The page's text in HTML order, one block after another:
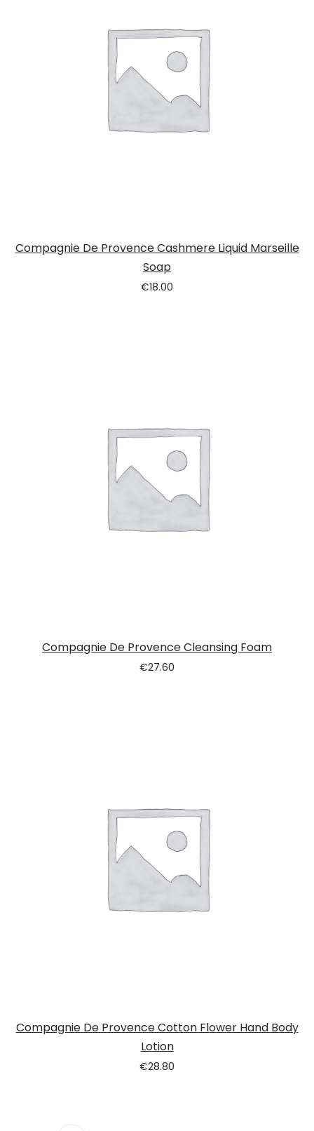
Compagnie De Provence Cashmere Liquid Marseille
Soap
€18.00
Compagnie De Provence Cleansing Foam
€27.60
Compagnie De Provence Cotton Flower Hand Body
Lotion
€28.80